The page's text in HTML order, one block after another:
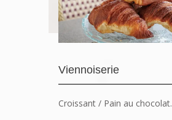
Viennoiserie
Croissant / Pain au chocolat.